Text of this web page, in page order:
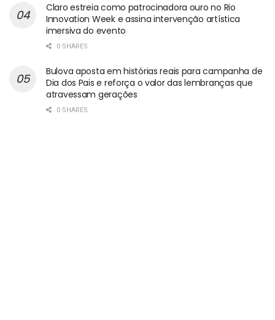
Claro estreia como patrocinadora ouro no Rio
Innovation Week e assina intervenção artística
imersiva do evento
0 SHARES
Bulova aposta em histórias reais para campanha de
Dia dos Pais e reforça o valor das lembranças que
atravessam gerações
0 SHARES